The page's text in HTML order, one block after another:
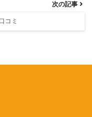
次の記事
コミ